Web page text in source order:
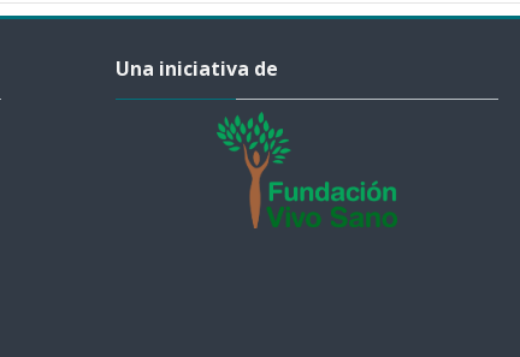
Una iniciativa de